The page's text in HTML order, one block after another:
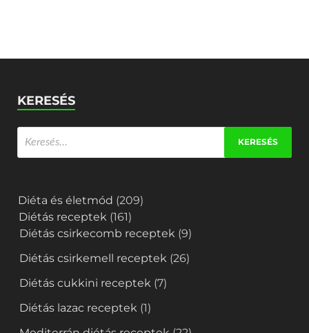
KERESÉS
Diéta és életmód (209)
Diétás receptek (161)
Diétás csirkecomb receptek (9)
Diétás csirkemell receptek (26)
Diétás cukkini receptek (7)
Diétás lazac receptek (1)